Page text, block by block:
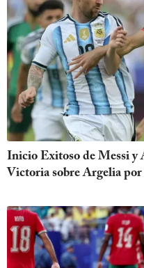
Inicio Exitoso de Messi y
Victoria sobre Argelia por